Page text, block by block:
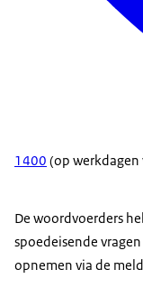
1400 (op
De woordvoerders
spoedeisende
opnemen via de